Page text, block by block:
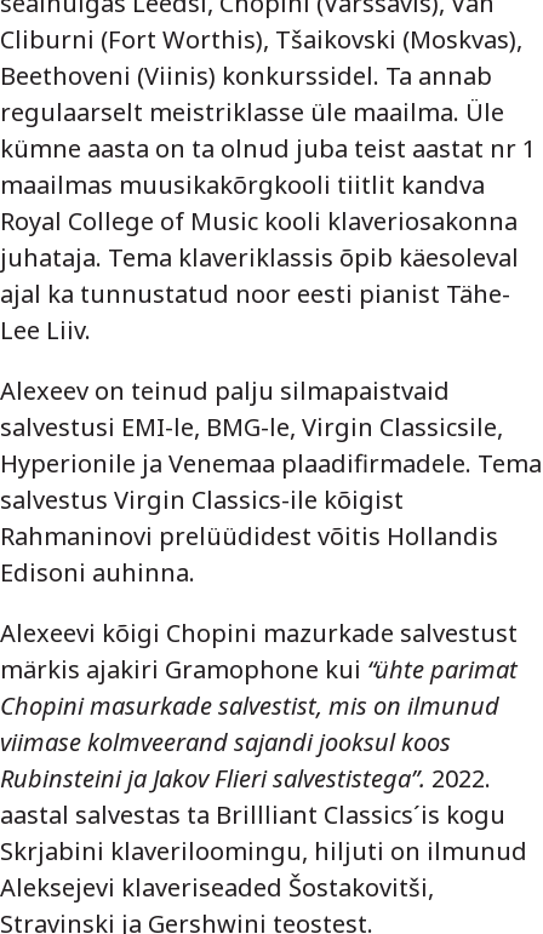
Cliburni (Fort Worthis), Tšaikovski (Moskvas),
Beethoveni (Viinis) konkurssidel. Ta annab
regulaarselt meistriklasse üle maailma. Üle
kümne aasta on ta olnud juba teist aastat nr 1
maailmas muusikakõrgkooli tiitlit kandva
Royal College of Music kooli klaveriosakonna
juhataja. Tema klaveriklassis õpib käesoleval
ajal ka tunnustatud noor eesti pianist Tähe-
Lee Liiv.
Alexeev on teinud palju silmapaistvaid
salvestusi EMI-le, BMG-le, Virgin Classicsile,
Hyperionile ja Venemaa plaadifirmadele. Tema
salvestus Virgin Classics-ile kõigist
Rahmaninovi prelüüdidest võitis Hollandis
Edisoni auhinna.
Alexeevi kõigi Chopini mazurkade salvestust
märkis ajakiri Gramophone kui “ühte parimat
Chopini masurkade salvestist, mis on ilmunud
viimase kolmveerand sajandi jooksul koos
Rubinsteini ja Jakov Flieri salvestistega”. 2022.
aastal salvestas ta Brillliant Classics´is kogu
Skrjabini klaveriloomingu, hiljuti on ilmunud
Aleksejevi klaveriseaded Šostakovitši,
Stravinski ja Gershwini teostest.